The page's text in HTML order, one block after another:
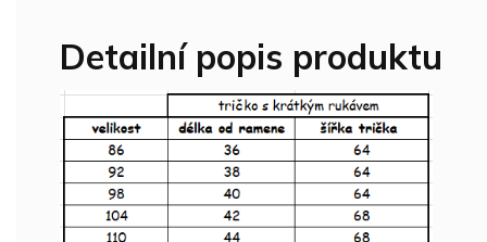
Detailní popis produktu